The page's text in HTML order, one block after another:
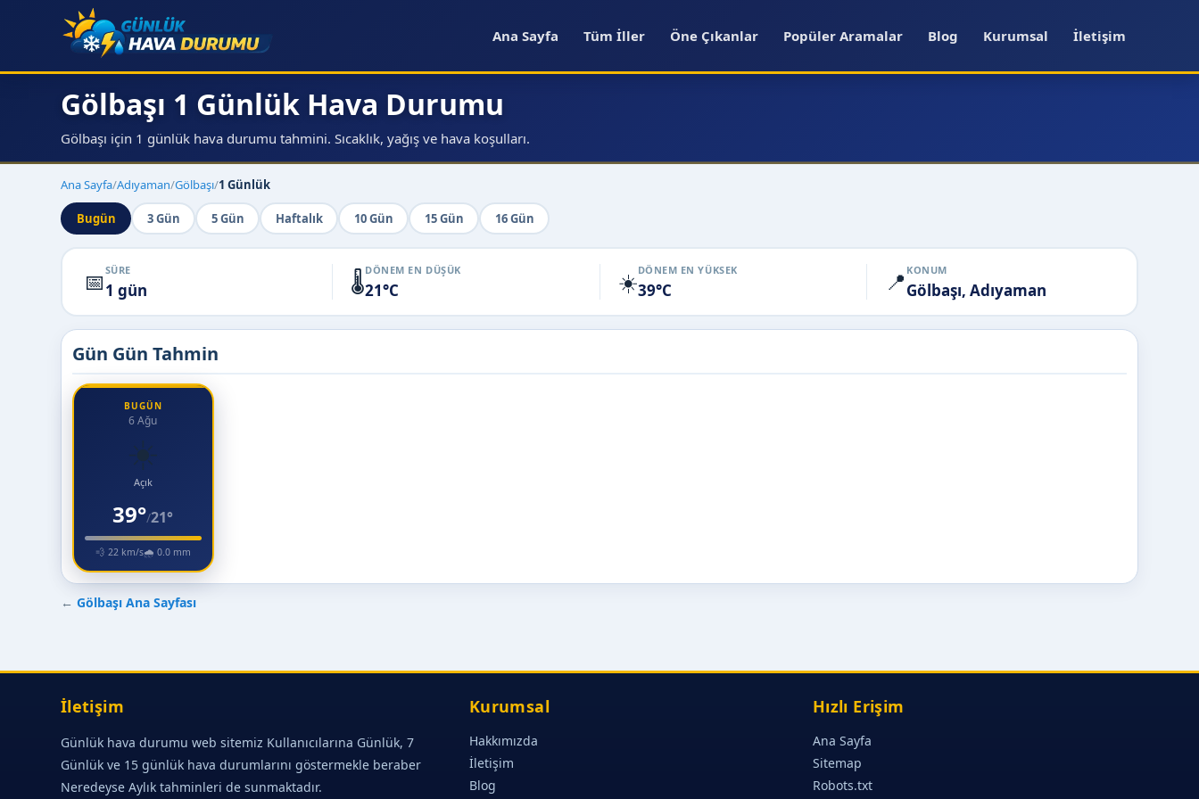
Ana Sayfa Tüm İller Öne Çıkanlar Popüler Aramalar Blog Kurumsal İletişim
Gölbaşı 1 Günlük Hava Durumu
Gölbaşı için 1 günlük hava durumu tahmini. Sıcaklık, yağış ve hava koşulları.
Ana Sayfa/Adıyaman/Gölbaşı/1 Günlük
Bugün 3 Gün 5 Gün Haftalık 10 Gün 15 Gün 16 Gün
📅 SÜRE
1 gün 🌡️DÖNEM EN DÜŞÜK
21°C ☀️DÖNEM EN YÜKSEK
39°C 📍 KONUM
Gölbaşı, Adıyaman
Gün Gün Tahmin
BUGÜN
6 Ağu
☀️
Açık
39°/21°
💨 22 km/s🌧 0.0 mm
← Gölbaşı Ana Sayfası
İletişim
Günlük hava durumu web sitemiz Kullanıcılarına Günlük, 7
Günlük ve 15 günlük hava durumlarını göstermekle beraber
Neredeyse Aylık tahminleri de sunmaktadır.
Kurumsal
Hakkımızda
İletişim
Blog
Hızlı Erişim
Ana Sayfa
Sitemap
Robots.txt